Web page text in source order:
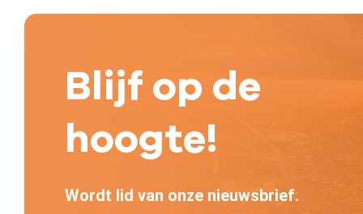
Blijf op de
hoogte!
Wordt lid van onze nieuwsbrief.